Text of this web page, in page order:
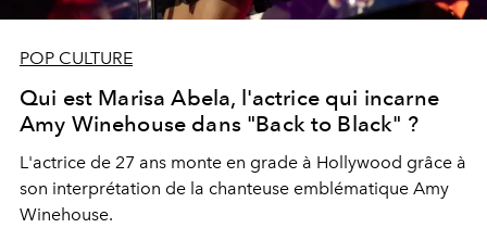
POP CULTURE
Qui est Marisa Abela, l'actrice qui incarne
Amy Winehouse dans "Back to Black" ?
L'actrice de 27 ans monte en grade à Hollywood grâce à
son interprétation de la chanteuse emblématique Amy
Winehouse.